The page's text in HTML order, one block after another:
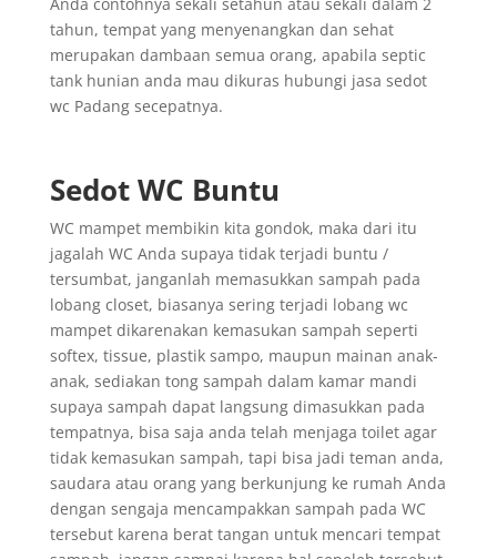
tahun, tempat yang menyenangkan dan sehat
merupakan dambaan semua orang, apabila septic
tank hunian anda mau dikuras hubungi jasa sedot
wc Padang secepatnya.
Sedot WC Buntu
WC mampet membikin kita gondok, maka dari itu
jagalah WC Anda supaya tidak terjadi buntu /
tersumbat, janganlah memasukkan sampah pada
lobang closet, biasanya sering terjadi lobang wc
mampet dikarenakan kemasukan sampah seperti
softex, tissue, plastik sampo, maupun mainan anak-
anak, sediakan tong sampah dalam kamar mandi
supaya sampah dapat langsung dimasukkan pada
tempatnya, bisa saja anda telah menjaga toilet agar
tidak kemasukan sampah, tapi bisa jadi teman anda,
saudara atau orang yang berkunjung ke rumah Anda
dengan sengaja mencampakkan sampah pada WC
tersebut karena berat tangan untuk mencari tempat